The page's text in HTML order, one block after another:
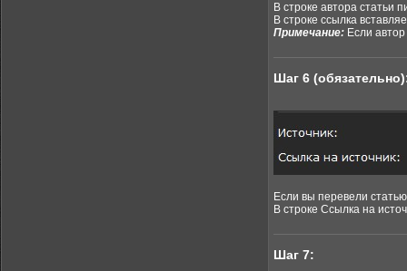
В строке автора статьи
В строке ссылка
Примечание: Если
Шаг 6
Если вы перевели
В строке Ссылка на
Шаг 7: